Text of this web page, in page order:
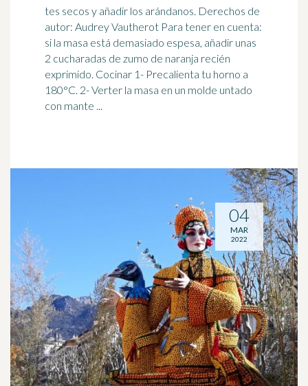
tes secos y añadir los arándanos. Derechos de
autor: Audrey Vautherot Para tener en cuenta:
si la masa está demasiado espesa, añadir unas
2 cucharadas de zumo de naranja recién
exprimido. Cocinar 1- Precalienta tu horno a
180°C. 2- Verter la masa en un molde untado
con mante ...
04
MAR
2022